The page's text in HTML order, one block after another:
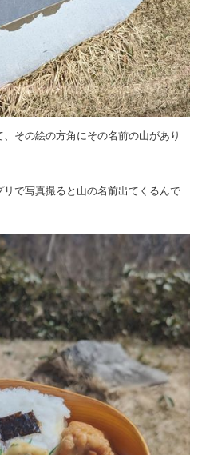
その絵の方角にその名前の山があり
で写真撮ると山の名前出てくるんで